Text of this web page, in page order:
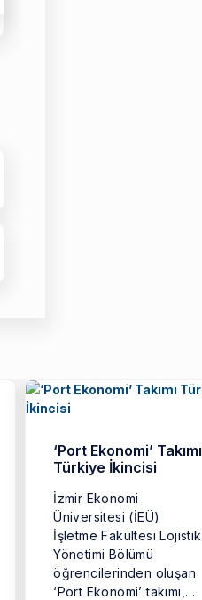
‘Port Ekonomi’ Takımı
Türkiye İkincisi
İzmir Ekonomi
Üniversitesi (İEÜ)
İşletme Fakültesi Lojistik
Yönetimi Bölümü
öğrencilerinden oluşan
‘Port Ekonomi’ takımı,